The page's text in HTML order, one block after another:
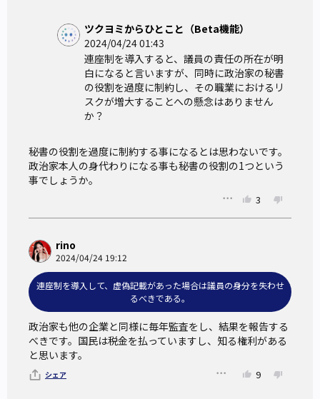
にならず、連座制も適用されない
③政治家本人が関わっているのに、「秘書がやった」で誤魔
化して逃げるのは、道徳的・倫理的に容認できない。本人に
も責任を取らせるべきである
④国会議員の身分を失うくらいに厳しくしないと、いつまで
経っても裏金問題がなくならず、クリーンな政治が実現でき
それでは、みなさんに問います。
政治資金規正法に連座制を導入することに賛成ですか、反対
ですか。
理由も教えていただけたらと思います。
参考にした資料
（*1） 「新政治経済研究会」令和3年分収支報告書
（PDF）
（総務省）
関連イシュー
ツクヨミからひとこと（Beta機能）
2024/04/24 01:43
連座制を導入すると、議員の責任の所在が明
白になると言いますが、同時に政治家の秘書
の役割を過度に制約し、その職業におけるリ
スクが増大することへの懸念はありません
か？
秘書の役割を過度に制約する事になるとは思わないです。
政治家本人の身代わりになる事も秘書の役割の1つという
事でしょうか。
3
rino
2024/04/24 19:12
連座制を導入して、虚偽記載があった場合は議員の身分を失わせ
るべきである。
政治家も他の企業と同様に毎年監査をし、結果を報告する
べきです。国民は税金を払っていますし、知る権利がある
と思います。
シェア 9